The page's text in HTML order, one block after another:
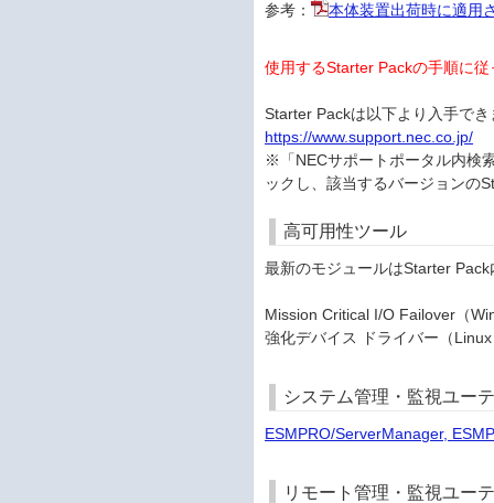
参考：
本体装置出荷時に適用
使用するStarter Packの手順に
Starter Packは以下より入手でき
https://www.support.nec.co.jp/
※「NECサポートポータル内検
ックし、該当するバージョンの
高可用性ツール
最新のモジュールはStarter
Mission Critical I/O Failover（
強化デバイス ドライバー（
システム管理・監視ユー
ESMPRO/ServerManager,
リモート管理・監視ユー